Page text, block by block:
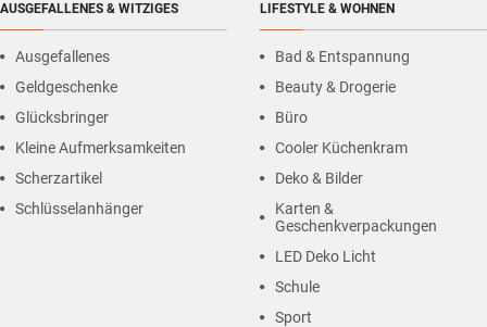
AUSGEFALLENES & WITZIGES
Ausgefallenes
Geldgeschenke
Glücksbringer
Kleine Aufmerksamkeiten
Scherzartikel
Schlüsselanhänger
LIFESTYLE & WOHNEN
Bad & Entspannung
Beauty & Drogerie
Büro
Cooler Küchenkram
Deko & Bilder
Karten &
Geschenkverpackungen
LED Deko Licht
Schule
Sport